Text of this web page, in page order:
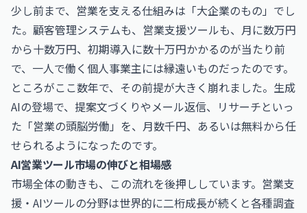
少し前まで、営業を支える仕組みは「大企業のもの」でし
た。顧客管理システムも、営業支援ツールも、月に数万円
から十数万円、初期導入に数十万円かかるのが当たり前
で、一人で働く個人事業主には縁遠いものだったのです。
ところがここ数年で、その前提が大きく崩れました。生成
AIの登場で、提案文づくりやメール返信、リサーチといっ
た「営業の頭脳労働」を、月数千円、あるいは無料から任
せられるようになったのです。
AI営業ツール市場の伸びと相場感
市場全体の動きも、この流れを後押ししています。営業支
援・AIツールの分野は世界的に二桁成長が続くと各種調査